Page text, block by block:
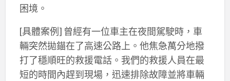
困境。
[具體案例] 曾經有一位車主在夜間駕駛時，車
輛突然拋錨在了高速公路上。他焦急萬分地撥
打了穩順旺的救援電話。我們的救援人員在最
短的時間內趕到現場，迅速排除故障並將車輛